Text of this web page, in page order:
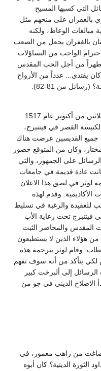
التي كسبها المسيح
بالغفران على منحهم مثل
مبالغات الوعاظ، ولكنه
بالغفران يجعل من الصعب
الواجب من التساؤلات
مطهراً من أجل الحب المقدس
كان يفتدي... عدداً من الأرواح
من 81-82).
وفي وقت الظهيرة في اليوم الحادي والثلاثين من أكتوبر عام 1517
القصر في فيتنبرج،
جميع القديسين عرضت هناك
وكان من المتوقع حضور
على الجمهور، والتي
عادة قديمة في جامعات
لوثر في لصق هذا الاعلان
الأكاديمية. وقدم لهذه
للعقيدة والرغبة في تسليط
فيتنبرج تحت رعاية الأب
المقدس والمحاضر الثبت
هؤلاء الذين لا يستطيعون
وقام لوثر بترجمة هذه
لكي يتأكد من أنه سوف تفهم
إلى ألبرخت كبير
الاصلاح الديني في جو من
صاغت من راهب مغمور، في
الثورة الدينية؟ كان أبوه